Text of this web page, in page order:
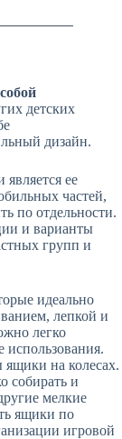
детских
дизайн.
является ее
частей,
по отдельности.
и варианты
групп и
идеально
лепкой и
легко
использования.
на колесах.
собирать и
мелкие
ящики по
игровой